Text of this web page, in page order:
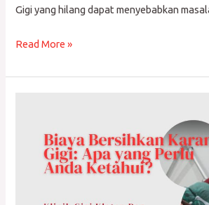
Gigi yang hilang dapat menyebabkan
Read More »
Karang